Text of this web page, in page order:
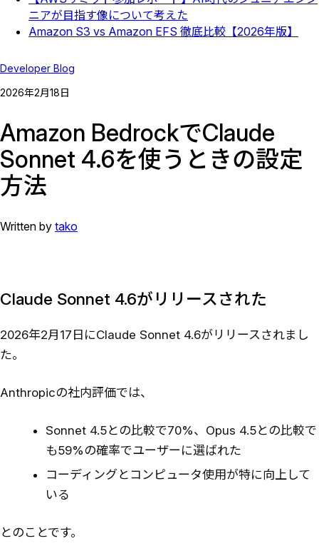
ニアが目指す像について考えた
Amazon S3 vs Amazon EFS 徹底比較【2026年版】
Developer Blog
2026年2月18日
Amazon BedrockでClaude
Sonnet 4.6を使うときの設定
方法
Written by tako
Claude Sonnet 4.6がリリースされた
2026年2月17日にClaude Sonnet 4.6がリリースされまし
た。
Anthropicの社内評価では、
Sonnet 4.5との比較で70%、Opus 4.5との比較で
も59%の確率でユーザーに選ばれた
コーディングとコンピュータ使用が特に向上して
いる
とのことです。